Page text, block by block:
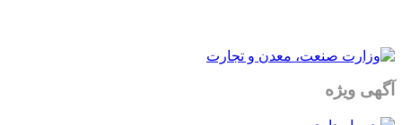
آگهی ویژه